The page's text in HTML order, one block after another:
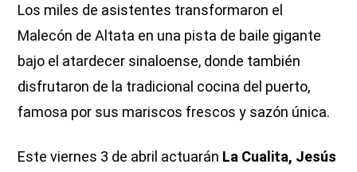
Los miles de asistentes transformaron el
Malecón de Altata en una pista de baile gigante
bajo el atardecer sinaloense, donde también
disfrutaron de la tradicional cocina del puerto,
famosa por sus mariscos frescos y sazón única.
Este viernes 3 de abril actuarán La Cualita, Jesús